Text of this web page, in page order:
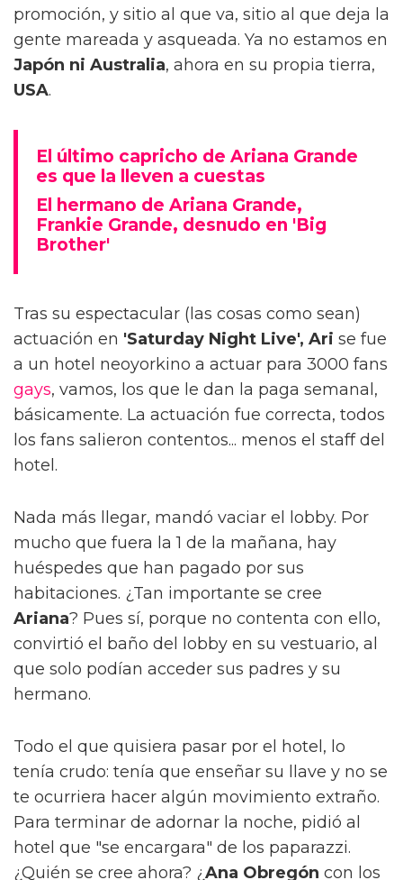
promoción, y sitio al que va, sitio al que deja la
gente mareada y asqueada. Ya no estamos en
Japón ni Australia, ahora en su propia tierra,
USA.
El último capricho de Ariana Grande
es que la lleven a cuestas
El hermano de Ariana Grande,
Frankie Grande, desnudo en 'Big
Brother'
Tras su espectacular (las cosas como sean)
actuación en 'Saturday Night Live', Ari se fue
a un hotel neoyorkino a actuar para 3000 fans
gays, vamos, los que le dan la paga semanal,
básicamente. La actuación fue correcta, todos
los fans salieron contentos... menos el staff del
hotel.
Nada más llegar, mandó vaciar el lobby. Por
mucho que fuera la 1 de la mañana, hay
huéspedes que han pagado por sus
habitaciones. ¿Tan importante se cree
Ariana? Pues sí, porque no contenta con ello,
convirtió el baño del lobby en su vestuario, al
que solo podían acceder sus padres y su
hermano.
Todo el que quisiera pasar por el hotel, lo
tenía crudo: tenía que enseñar su llave y no se
te ocurriera hacer algún movimiento extraño.
Para terminar de adornar la noche, pidió al
hotel que "se encargara" de los paparazzi.
¿Quién se cree ahora? ¿Ana Obregón con los